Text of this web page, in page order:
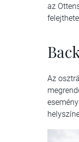
az
Az